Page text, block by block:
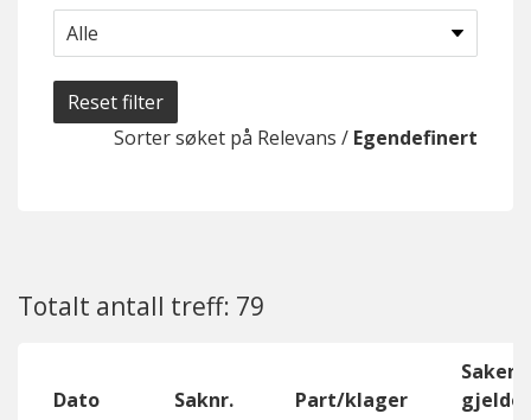
Reset filter
Sorter søket på Relevans / Egendefinert
Totalt antall treff: 79
Dato Saknr. Part/klager
Saken
gjelder